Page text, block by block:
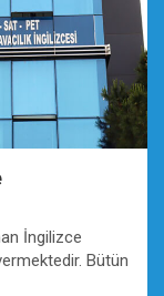
İngilizce
Bütün